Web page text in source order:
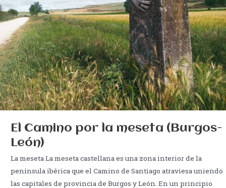
El Camino por la meseta (Burgos-
León)
La meseta La meseta castellana es una zona interior de la
península ibérica que el Camino de Santiago atraviesa uniendo
las capitales de provincia de Burgos y León. En un principio